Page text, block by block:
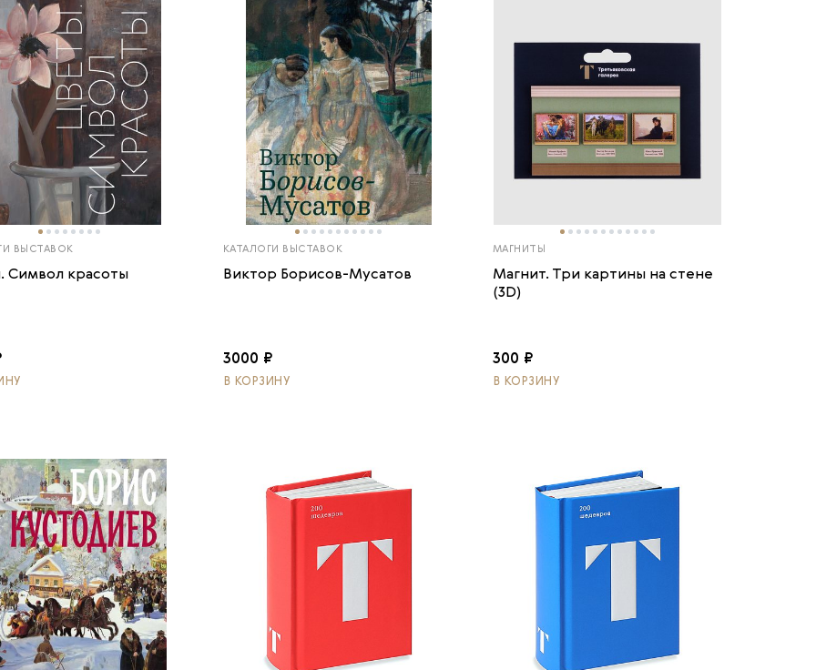
ВЫСТАВОК
Символ красоты
КАТАЛОГИ ВЫСТАВОК
Виктор Борисов-Мусатов
3000 ₽
В КОРЗИНУ
МАГНИТЫ
Магнит. Три картины на стене
(3D)
300 ₽
В КОРЗИНУ